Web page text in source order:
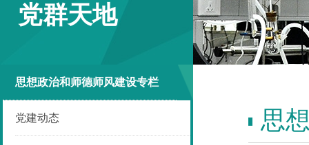
党群天地
思想政治和师德师风建设专栏
党建动态 思